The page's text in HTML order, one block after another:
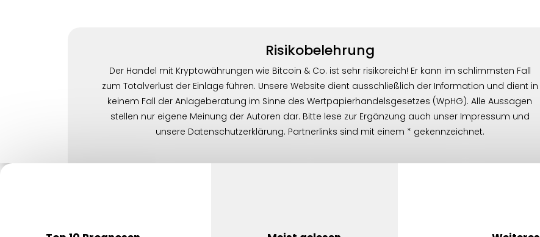
Risikobelehrung
Der Handel mit Kryptowährungen wie Bitcoin & Co. ist sehr risikoreich! Er kann im schlimmsten Fall
zum Totalverlust der Einlage führen. Unsere Website dient ausschließlich der Information und dient in
keinem Fall der Anlageberatung im Sinne des Wertpapierhandelsgesetzes (WpHG). Alle Aussagen
stellen nur eigene Meinung der Autoren dar. Bitte lese zur Ergänzung auch unser Impressum und
unsere Datenschutzerklärung. Partnerlinks sind mit einem * gekennzeichnet.